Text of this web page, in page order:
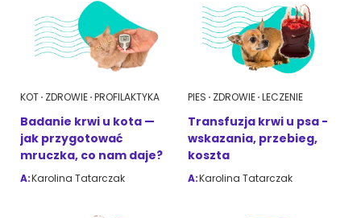
KOT ZDROWIE PROFILAKTYKA
Badanie krwi u kota —
jak przygotować
mruczka, co nam daje?
A:Karolina Tatarczak
PIES ZDROWIE LECZENIE
Transfuzja krwi u psa -
wskazania, przebieg,
koszta
A:Karolina Tatarczak